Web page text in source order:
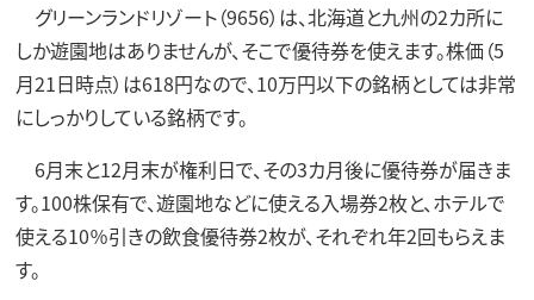
グリーンランドリゾート（9656）は、北海道と九州の2カ所に
しか遊園地はありませんが、そこで優待券を使えます。株価（5
月21日時点）は618円なので、10万円以下の銘柄としては非常
にしっかりしている銘柄です。
6月末と12月末が権利日で、その3カ月後に優待券が届きま
す。100株保有で、遊園地などに使える入場券2枚と、ホテルで
使える10％引きの飲食優待券2枚が、それぞれ年2回もらえま
す。